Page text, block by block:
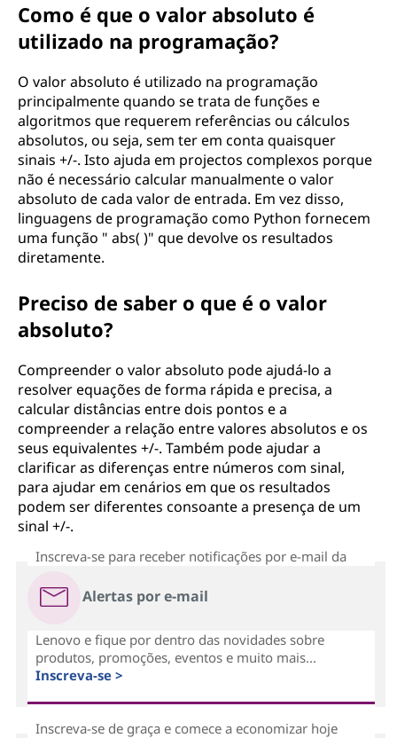
Como é que o valor absoluto é
utilizado na programação?
O valor absoluto é utilizado na programação
principalmente quando se trata de funções e
algoritmos que requerem referências ou cálculos
absolutos, ou seja, sem ter em conta quaisquer
sinais +/-. Isto ajuda em projectos complexos porque
não é necessário calcular manualmente o valor
absoluto de cada valor de entrada. Em vez disso,
linguagens de programação como Python fornecem
uma função " abs( )" que devolve os resultados
diretamente.
Preciso de saber o que é o valor
absoluto?
Compreender o valor absoluto pode ajudá-lo a
resolver equações de forma rápida e precisa, a
calcular distâncias entre dois pontos e a
compreender a relação entre valores absolutos e os
seus equivalentes +/-. Também pode ajudar a
clarificar as diferenças entre números com sinal,
para ajudar em cenários em que os resultados
podem ser diferentes consoante a presença de um
sinal +/-.
Alertas por e-mail
Inscreva-se para receber notificações por e-mail da
Lenovo e fique por dentro das novidades sobre
produtos, promoções, eventos e muito mais...
Inscreva-se >
Inscreva-se de graça e comece a economizar hoje